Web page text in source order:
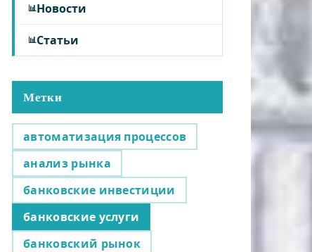
Новости
Статьи
Метки
автоматизация процессов
анализ рынка
банковские инвестиции
банковские услуги
банковский рынок